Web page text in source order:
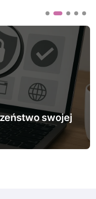
swojej